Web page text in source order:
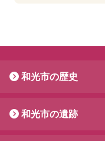
和光市の歴史
和光市の遺跡